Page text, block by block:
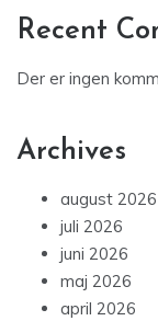
Recent
Der er ingen
Archives
august 2026
juli 2026
juni 2026
maj 2026
april 2026